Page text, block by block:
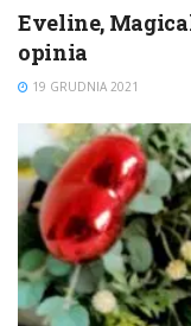
Eveline,
opinia
19 GRUDNIA 2021